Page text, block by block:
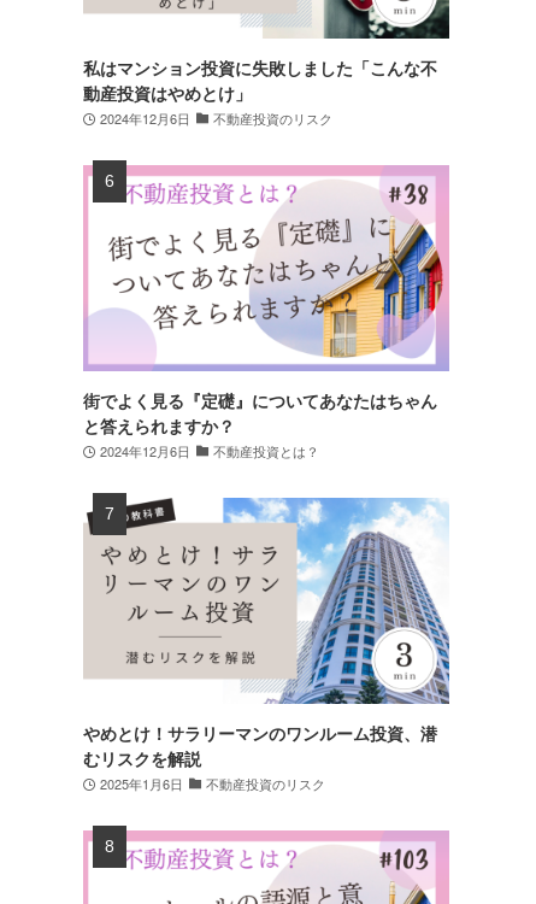
私はマンション投資に失敗しました「こんな不
動産投資はやめとけ」
2024年12月6日 不動産投資のリスク
街でよく見る『定礎』についてあなたはちゃん
と答えられますか？
2024年12月6日 不動産投資とは？
やめとけ！サラリーマンのワンルーム投資、潜
むリスクを解説
2025年1月6日 不動産投資のリスク